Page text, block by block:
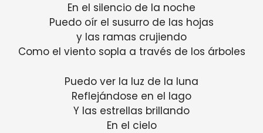
En el silencio de la noche
Puedo oír el susurro de las hojas
y las ramas crujiendo
Como el viento sopla a través de los árboles
Puedo ver la luz de la luna
Reflejándose en el lago
Y las estrellas brillando
En el cielo